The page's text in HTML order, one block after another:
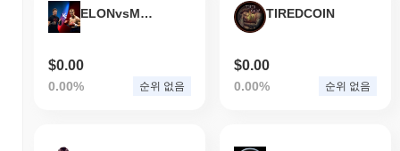
ELONvsMARK
$0.00
0.00% 순위 없음
TIREDCOIN
$0.00
0.00% 순위 없음